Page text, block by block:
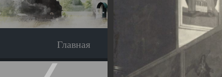
Главная Экскурсия